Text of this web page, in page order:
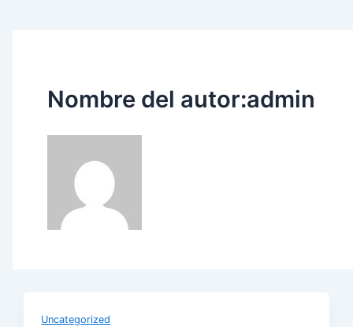
Nombre del autor:admin
Uncategorized